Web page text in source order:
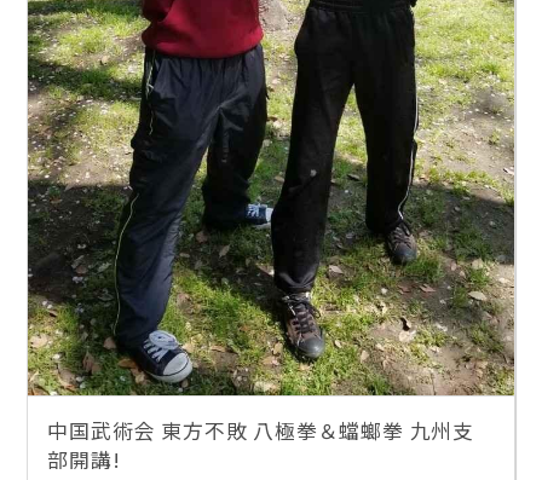
中国武術会 東方不敗 八極拳＆蟷螂拳 九州支
部開講!